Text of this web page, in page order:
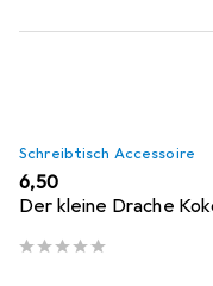
Schreibtisch Accessoire
EUR
6,50
Der kleine Drache